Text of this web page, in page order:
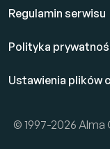
Regulamin serwisu
Polityka
Ustawienia plików
© 1997-2026 Alma